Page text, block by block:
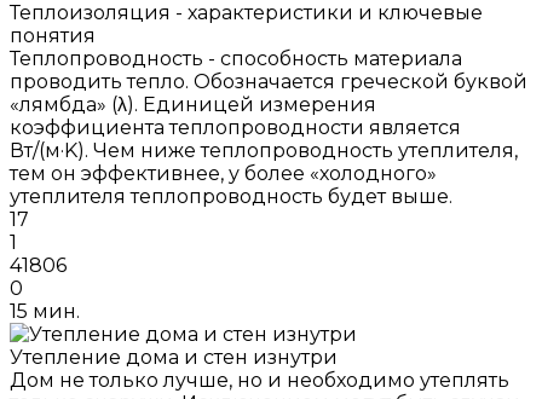
Теплоизоляция - характеристики и ключевые
понятия
Теплопроводность - способность материала
проводить тепло. Обозначается греческой буквой
«лямбда» (λ). Единицей измерения
коэффициента теплопроводности является
Вт/(м·K). Чем ниже теплопроводность утеплителя,
тем он эффективнее, у более «холодного»
утеплителя теплопроводность будет выше.
17
1
41806
0
15 мин.
Утепление дома и стен изнутри
Дом не только лучше, но и необходимо утеплять